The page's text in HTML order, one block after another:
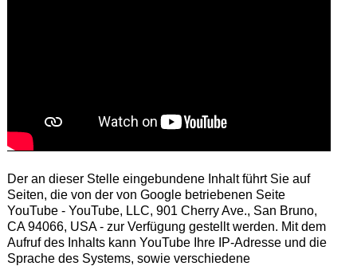
Der an dieser Stelle eingebundene Inhalt führt Sie auf
Seiten, die von der von Google betriebenen Seite
YouTube - YouTube, LLC, 901 Cherry Ave., San Bruno,
CA 94066, USA - zur Verfügung gestellt werden. Mit dem
Aufruf des Inhalts kann YouTube Ihre IP-Adresse und die
Sprache des Systems, sowie verschiedene